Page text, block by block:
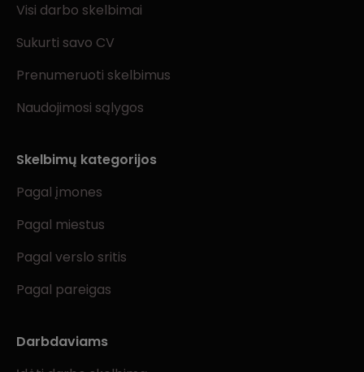
Visi darbo skelbimai
Sukurti savo CV
Prenumeruoti skelbimus
Naudojimosi sąlygos
Skelbimų kategorijos
Pagal įmones
Pagal miestus
Pagal verslo sritis
Pagal pareigas
Darbdaviams